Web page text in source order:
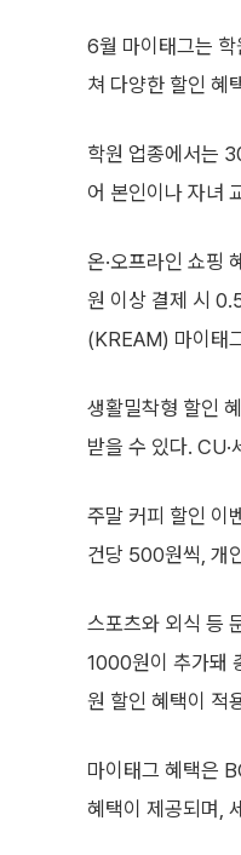
6월 마이태그는
쳐 다양한 할인 혜
학원 업종에서는
어 본인이나 자녀
온·오프라인 쇼핑
원 이상 결제 시
(KREAM) 마이태
생활밀착형 할인
받을 수 있다.
주말 커피 할인 이
건당 500원씩, 개
스포츠와 외식 등
1000원이 추가돼
원 할인 혜택이 적
마이태그 혜택은
혜택이 제공되며,